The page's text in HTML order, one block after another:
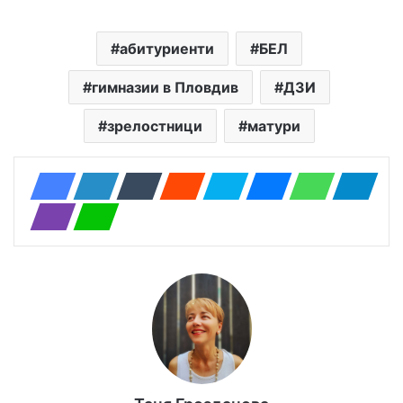
абитуриенти БЕЛ
гимназии в Пловдив ДЗИ
зрелостници матури